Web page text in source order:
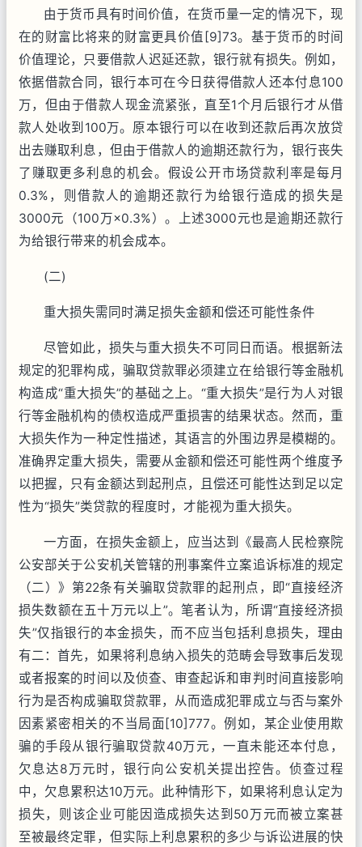
由于货币具有时间价值，在货币量一定的情况下，现
在的财富比将来的财富更具价值[9]73。基于货币的时间
价值理论，只要借款人迟延还款，银行就有损失。例如，
依据借款合同，银行本可在今日获得借款人还本付息100
万，但由于借款人现金流紧张，直至1个月后银行才从借
款人处收到100万。原本银行可以在收到还款后再次放贷
出去赚取利息，但由于借款人的逾期还款行为，银行丧失
了赚取更多利息的机会。假设公开市场贷款利率是每月
0.3%，则借款人的逾期还款行为给银行造成的损失是
3000元（100万×0.3%）。上述3000元也是逾期还款行
为给银行带来的机会成本。
(二)
重大损失需同时满足损失金额和偿还可能性条件
尽管如此，损失与重大损失不可同日而语。根据新法
规定的犯罪构成，骗取贷款罪必须建立在给银行等金融机
构造成“重大损失”的基础之上。“重大损失”是行为人对银
行等金融机构的债权造成严重损害的结果状态。然而，重
大损失作为一种定性描述，其语言的外围边界是模糊的。
准确界定重大损失，需要从金额和偿还可能性两个维度予
以把握，只有金额达到起刑点，且偿还可能性达到足以定
性为“损失”类贷款的程度时，才能视为重大损失。
一方面，在损失金额上，应当达到《最高人民检察院
公安部关于公安机关管辖的刑事案件立案追诉标准的规定
（二）》第22条有关骗取贷款罪的起刑点，即“直接经济
损失数额在五十万元以上”。笔者认为，所谓“直接经济损
失”仅指银行的本金损失，而不应当包括利息损失，理由
有二：首先，如果将利息纳入损失的范畴会导致事后发现
或者报案的时间以及侦查、审查起诉和审判时间直接影响
行为是否构成骗取贷款罪，从而造成犯罪成立与否与案外
因素紧密相关的不当局面[10]777。例如，某企业使用欺
骗的手段从银行骗取贷款40万元，一直未能还本付息，
欠息达8万元时，银行向公安机关提出控告。侦查过程
中，欠息累积达10万元。此种情形下，如果将利息认定为
损失，则该企业可能因造成损失达到50万元而被立案甚
至被最终定罪，但实际上利息累积的多少与诉讼进展的快